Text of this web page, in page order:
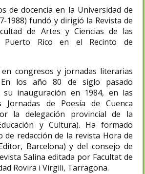
de docencia en la Universidad de
1988) fundó y dirigió la Revista de
de Artes y Ciencias de las
Puerto Rico en el Recinto de
congresos y jornadas literarias
los año 80 de siglo pasado
su inauguración en 1984, en las
Jornadas de Poesía de Cuenca
la delegación provincial de la
y Cultura). Ha formado
de redacción de la revista Hora de
Barcelona) y del consejo de
Salina editada por Facultat de
Rovira i Virgili, Tarragona.